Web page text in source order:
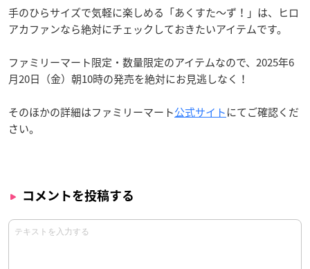
手のひらサイズで気軽に楽しめる「あくすた～ず！」は、ヒロ
アカファンなら絶対にチェックしておきたいアイテムです。
ファミリーマート限定・数量限定のアイテムなので、2025年6
月20日（金）朝10時の発売を絶対にお見逃しなく！
そのほかの詳細はファミリーマート公式サイトにてご確認くだ
さい。
コメントを投稿する